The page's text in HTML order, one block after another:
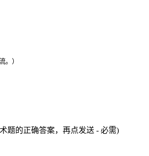
。）
题的正确答案，再点发送 - 必需)